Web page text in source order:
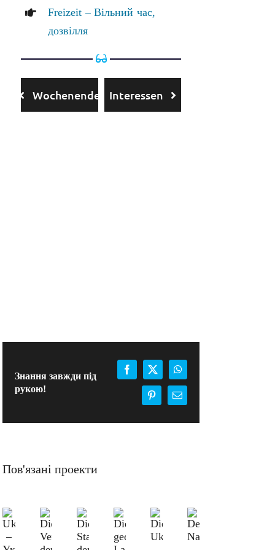
Freizeit – Вільний час,
дозвілля
Wochenende Interessen
Знання завжди під
рукою!
Facebook
X WhatsApp
Pinterest
E-
Пов'язані проекти